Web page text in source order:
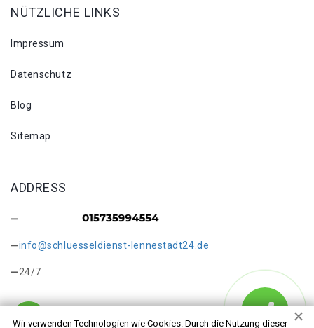
Wir verwenden Technologien wie Cookies. Durch die Nutzung dieser
NÜTZLICHE LINKS
Impressum
Datenschutz
Blog
Sitemap
ADDRESS
info@schluesseldienst-lennestadt24.de
24/7